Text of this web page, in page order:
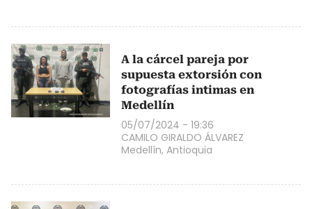
A la cárcel pareja por
supuesta extorsión con
fotografías intimas en
Medellín
05/07/2024 - 19:36
CAMILO GIRALDO ÁLVAREZ
Medellín, Antioquia